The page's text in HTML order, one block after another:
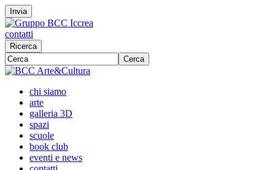
Invia
contatti
Ricerca
Cerca
chi siamo
arte
galleria 3D
spazi
scuole
book club
eventi e news